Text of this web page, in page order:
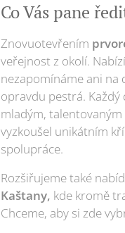
Co Vás pane
Znovuotevřením
veřejnost z okolí.
nezapomínáme ani na
opravdu pestrá.
mladým,
vyzkoušel unikátním
spolupráce.
Rozšiřujeme také
Kaštany, kde kromě
Chceme, aby si zde